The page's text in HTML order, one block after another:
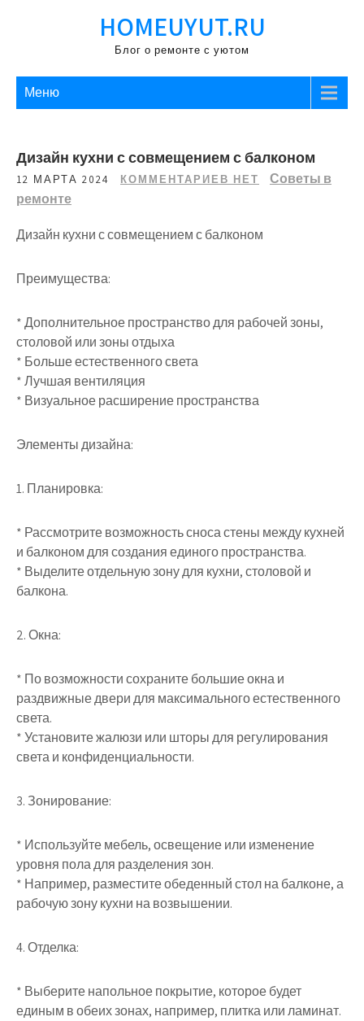
HOMEUYUT.RU
Блог о ремонте с уютом
Меню
Дизайн кухни с совмещением с балконом
12 МАРТА 2024 КОММЕНТАРИЕВ НЕТ
Советы в
ремонте
Дизайн кухни с совмещением с балконом
Преимущества:
* Дополнительное пространство для рабочей зоны,
столовой или зоны отдыха
* Больше естественного света
* Лучшая вентиляция
* Визуальное расширение пространства
Элементы дизайна:
1. Планировка:
* Рассмотрите возможность сноса стены между кухней
и балконом для создания единого пространства.
* Выделите отдельную зону для кухни, столовой и
балкона.
2. Окна:
* По возможности сохраните большие окна и
раздвижные двери для максимального естественного
света.
* Установите жалюзи или шторы для регулирования
света и конфиденциальности.
3. Зонирование:
* Используйте мебель, освещение или изменение
уровня пола для разделения зон.
* Например, разместите обеденный стол на балконе, а
рабочую зону кухни на возвышении.
4. Отделка:
* Выберите напольное покрытие, которое будет
единым в обеих зонах, например, плитка или ламинат.